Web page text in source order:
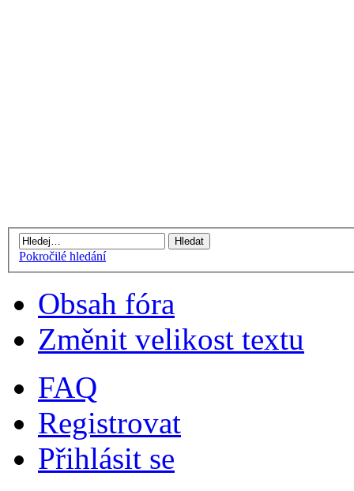
Pokročilé hledání
Obsah fóra
Změnit velikost textu
FAQ
Registrovat
Přihlásit se